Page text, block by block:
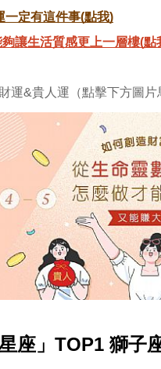
一定有這件事(點我)
讓生活質感更上一層樓(點
運&貴人運（點擊下方圖
座」TOP1 獅子